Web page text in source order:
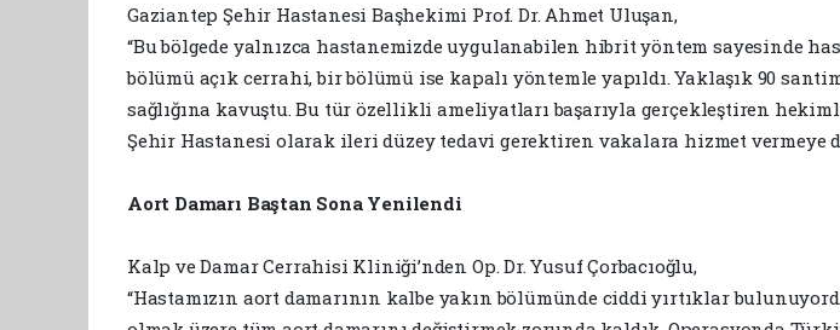
Gaziantep Şehir Hastanesi Başhekimi Prof. Dr. Ahmet Uluşan,
“Bu bölgede yalnızca hastanemizde uygulanabilen hibrit yöntem sayesinde
bölümü açık cerrahi, bir bölümü ise kapalı yöntemle yapıldı. Yaklaşık 90
sağlığına kavuştu. Bu tür özellikli ameliyatları başarıyla gerçekleştiren
Şehir Hastanesi olarak ileri düzey tedavi gerektiren vakalara hizmet vermeye
Aort Damarı Baştan Sona Yenilendi
Kalp ve Damar Cerrahisi Kliniği’nden Op. Dr. Yusuf Çorbacıoğlu,
“Hastamızın aort damarının kalbe yakın bölümünde ciddi yırtıklar